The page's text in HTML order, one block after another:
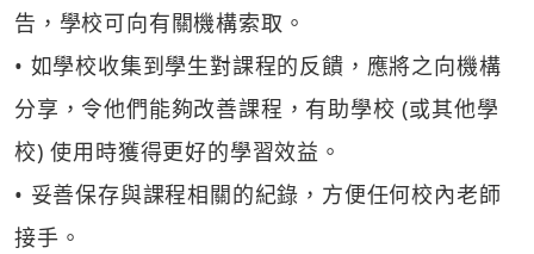
告，學校可向有關機構索取。
• 如學校收集到學生對課程的反饋，應將之向機構
分享，令他們能夠改善課程，有助學校 (或其他學
校) 使用時獲得更好的學習效益。
• 妥善保存與課程相關的紀錄，方便任何校內老師
接手。